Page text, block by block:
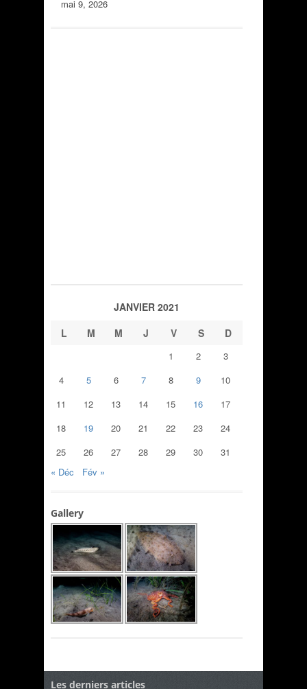
mai 9, 2026
JANVIER 2021
L
M M J V S D
1 2
3
4
5 6 7 8 9
10
11
12 13 14 15 16
17
18
19 20 21 22 23
24
25
26 27 28 29 30
31
« Déc
Fév »
Gallery
Les derniers articles